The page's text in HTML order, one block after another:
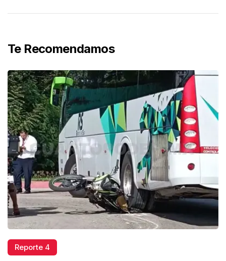
Te Recomendamos
Reporte 4